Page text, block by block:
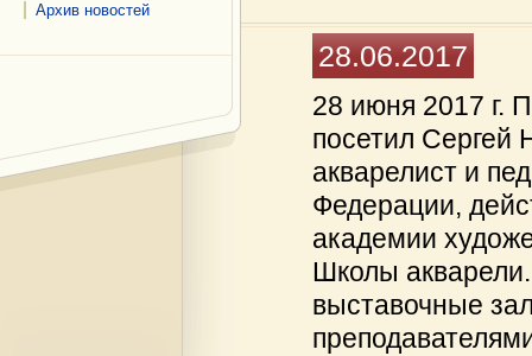
Архив новостей
28.06.2017
28 июня 2017 г.
посетил Сергей
акварелист и
Федерации,
академии
Школы
выставочные